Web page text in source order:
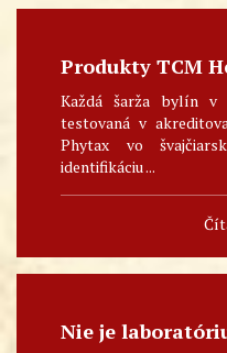
Produkty TCM
Každá šarža bylín v
testovaná v
Phytax vo
identifikáciu ...
Nie je